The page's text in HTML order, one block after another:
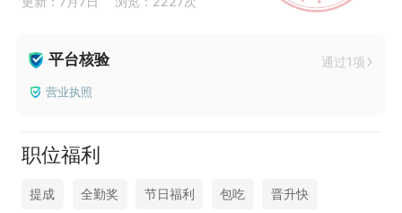
平台核验 通过1项
营业执照
职位福利
提成 全勤奖 节日福利 包吃 晋升快